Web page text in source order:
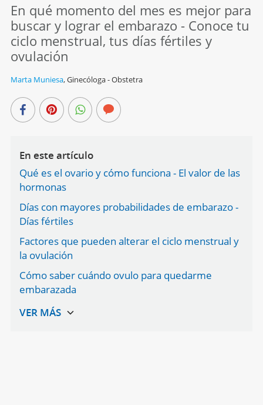
En qué momento del mes es mejor para
buscar y lograr el embarazo - Conoce tu
ciclo menstrual, tus días fértiles y
ovulación
Marta Muniesa,Ginecóloga - Obstetra
En este artículo
Qué es el ovario y cómo funciona - El valor de las
hormonas
Días con mayores probabilidades de embarazo -
Días fértiles
Factores que pueden alterar el ciclo menstrual y
la ovulación
Cómo saber cuándo ovulo para quedarme
embarazada